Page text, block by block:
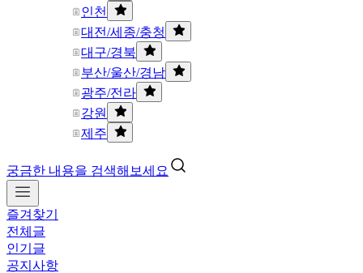
인천
대전/세종/충청
대구/경북
부산/울산/경남
광주/전라
강원
제주
궁금한 내용을 검색해보세요
즐겨찾기
전체글
인기글
공지사항